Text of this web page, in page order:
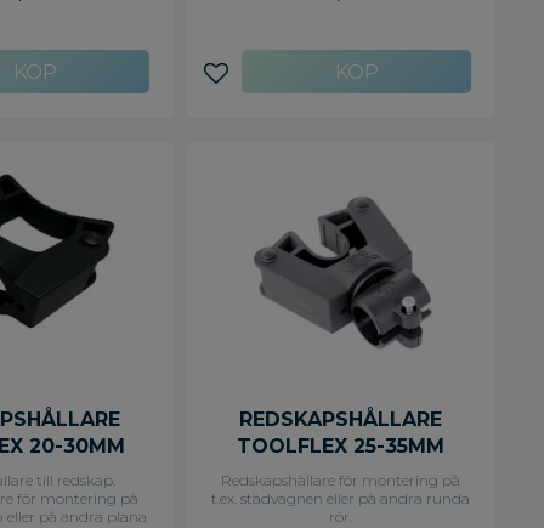
Lägg till i favoriter
20-30MM
till redskap.
för montering på
eller på andra plana
REDSKAPSHÅLLARE
TOOLFLEX 25-35MM
Redskapshållare för montering på
t.ex. städvagnen eller på andra runda
rör.